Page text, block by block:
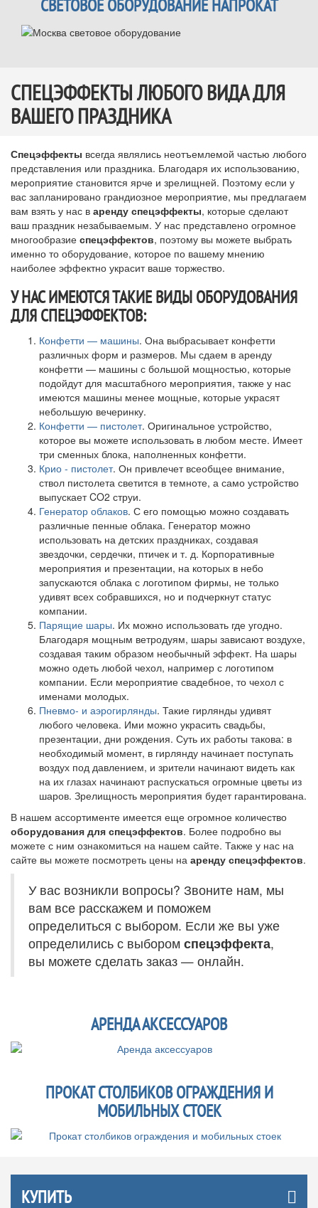
СВЕТОВОЕ ОБОРУДОВАНИЕ НАПРОКАТ
СПЕЦЭФФЕКТЫ ЛЮБОГО ВИДА ДЛЯ
ВАШЕГО ПРАЗДНИКА
Спецэффекты всегда являлись неотъемлемой частью любого
представления или праздника. Благодаря их использованию,
мероприятие становится ярче и зрелищней. Поэтому если у
вас запланировано грандиозное мероприятие, мы предлагаем
вам взять у нас в аренду спецэффекты, которые сделают
ваш праздник незабываемым. У нас представлено огромное
многообразие спецэффектов, поэтому вы можете выбрать
именно то оборудование, которое по вашему мнению
наиболее эффектно украсит ваше торжество.
У НАС ИМЕЮТСЯ ТАКИЕ ВИДЫ ОБОРУДОВАНИЯ
ДЛЯ СПЕЦЭФФЕКТОВ:
Конфетти — машины. Она выбрасывает конфетти
различных форм и размеров. Мы сдаем в аренду
конфетти — машины с большой мощностью, которые
подойдут для масштабного мероприятия, также у нас
имеются машины менее мощные, которые украсят
небольшую вечеринку.
Конфетти — пистолет. Оригинальное устройство,
которое вы можете использовать в любом месте. Имеет
три сменных блока, наполненных конфетти.
Крио - пистолет. Он привлечет всеобщее внимание,
ствол пистолета светится в темноте, а само устройство
выпускает CO2 струи.
Генератор облаков. С его помощью можно создавать
различные пенные облака. Генератор можно
использовать на детских праздниках, создавая
звездочки, сердечки, птичек и т. д. Корпоративные
мероприятия и презентации, на которых в небо
запускаются облака с логотипом фирмы, не только
удивят всех собравшихся, но и подчеркнут статус
компании.
Парящие шары. Их можно использовать где угодно.
Благодаря мощным ветродуям, шары зависают воздухе,
создавая таким образом необычный эффект. На шары
можно одеть любой чехол, например с логотипом
компании. Если мероприятие свадебное, то чехол с
именами молодых.
Пневмо- и аэрогирлянды. Такие гирлянды удивят
любого человека. Ими можно украсить свадьбы,
презентации, дни рождения. Суть их работы такова: в
необходимый момент, в гирлянду начинает поступать
воздух под давлением, и зрители начинают видеть как
на их глазах начинают распускаться огромные цветы из
шаров. Зрелищность мероприятия будет гарантирована.
В нашем ассортименте имеется еще огромное количество
оборудования для спецэффектов. Более подробно вы
можете с ним ознакомиться на нашем сайте. Также у нас на
сайте вы можете посмотреть цены на аренду спецэффектов.
У вас возникли вопросы? Звоните нам, мы
вам все расскажем и поможем
определиться с выбором. Если же вы уже
определились с выбором спецэффекта,
вы можете сделать заказ — онлайн.
АРЕНДА АКСЕССУАРОВ
ПРОКАТ СТОЛБИКОВ ОГРАЖДЕНИЯ И
МОБИЛЬНЫХ СТОЕК
КУПИТЬ